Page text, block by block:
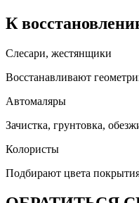
К
Слесари, жестянщики
Восстанавливают
Автомаляры
Зачистка, грунтовка,
Колористы
Подбирают цвета